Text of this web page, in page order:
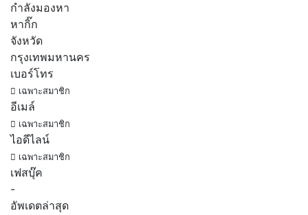
กำลังมองหา
หากิ๊ก
จังหวัด
กรุงเทพมหานคร
เบอร์โทร
เฉพาะสมาชิก
อีเมล์
เฉพาะสมาชิก
ไอดีไลน์
เฉพาะสมาชิก
เฟสบุ๊ค
-
อัพเดตล่าสุด